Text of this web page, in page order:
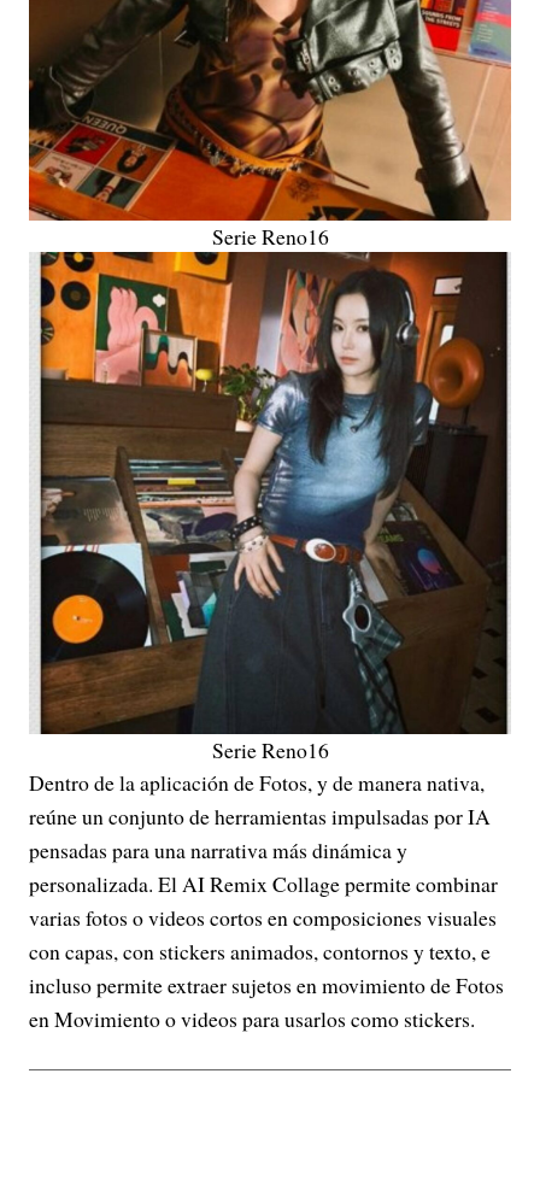
Serie Reno16
Serie Reno16
Dentro de la aplicación de Fotos, y de manera nativa,
reúne un conjunto de herramientas impulsadas por IA
pensadas para una narrativa más dinámica y
personalizada. El AI Remix Collage permite combinar
varias fotos o videos cortos en composiciones visuales
con capas, con stickers animados, contornos y texto, e
incluso permite extraer sujetos en movimiento de Fotos
en Movimiento o videos para usarlos como stickers.